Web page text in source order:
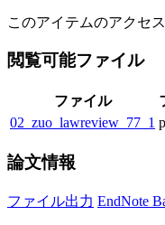
このアイテムのアクセ
閲覧可能ファイル
ファイル
02_zuo_lawreview_77_1
論文情報
ファイル出力 EndNote